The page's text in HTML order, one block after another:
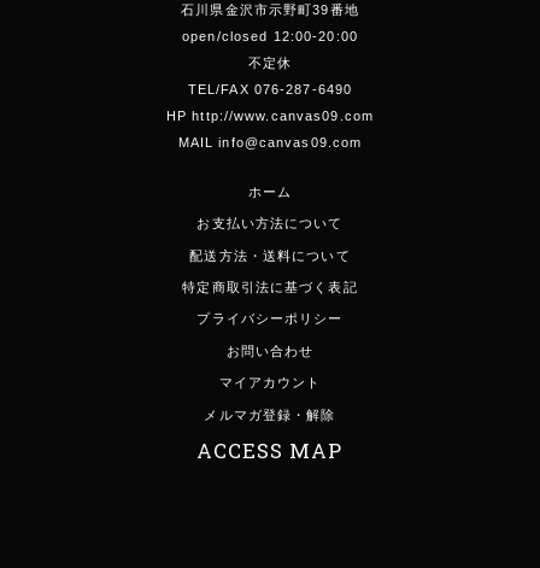
石川県金沢市示野町39番地
open/closed 12:00-20:00
不定休
TEL/FAX 076-287-6490
HP http://www.canvas09.com
MAIL info@canvas09.com
ホーム
お支払い方法について
配送方法・送料について
特定商取引法に基づく表記
プライバシーポリシー
お問い合わせ
マイアカウント
メルマガ登録・解除
ACCESS MAP